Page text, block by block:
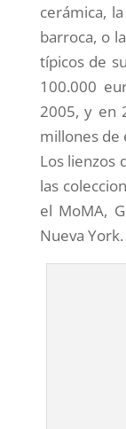
cerámica,
barroca, o
típicos de
100.000
2005, y en
millones de
Los lienzos
las
el MoMA,
Nueva York.